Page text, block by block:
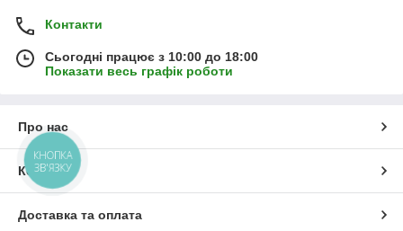
Контакти
Сьогодні працює з 10:00 до 18:00
Показати весь графік роботи
Про нас
Контакти
Доставка та оплата
КНОПКА
ЗВ'ЯЗКУ